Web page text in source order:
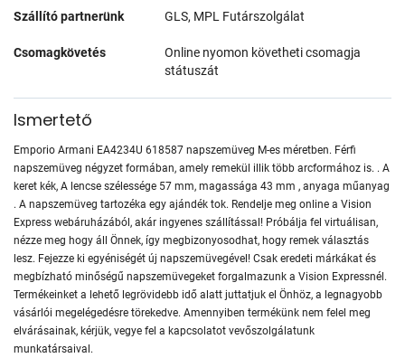
Szállító partnerünk GLS, MPL Futárszolgálat
Csomagkövetés
Online nyomon követheti csomagja
státuszát
Ismertető
Emporio Armani EA4234U 618587 napszemüveg M-es méretben. Férfi
napszemüveg négyzet formában, amely remekül illik több arcformához is. . A
keret kék, A lencse szélessége 57 mm, magassága 43 mm , anyaga műanyag
. A napszemüveg tartozéka egy ajándék tok. Rendelje meg online a Vision
Express webáruházából, akár ingyenes szállítással! Próbálja fel virtuálisan,
nézze meg hogy áll Önnek, így megbizonyosodhat, hogy remek választás
lesz. Fejezze ki egyéniségét új napszemüvegével! Csak eredeti márkákat és
megbízható minőségű napszemüvegeket forgalmazunk a Vision Expressnél.
Termékeinket a lehető legrövidebb idő alatt juttatjuk el Önhöz, a legnagyobb
vásárlói megelégedésre törekedve. Amennyiben termékünk nem felel meg
elvárásainak, kérjük, vegye fel a kapcsolatot vevőszolgálatunk
munkatársaival.